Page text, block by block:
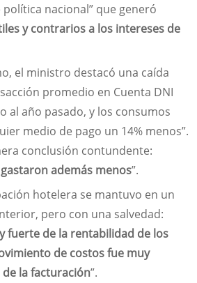
nacional” que generó
y contrarios a los intereses de
el ministro destacó una caída
promedio en Cuenta DNI
al año pasado, y los consumos
medio de pago un 14% menos”.
conclusión contundente:
además menos”.
hotelera se mantuvo en un
pero con una salvedad:
fuerte de la rentabilidad de los
de costos fue muy
la facturación”.